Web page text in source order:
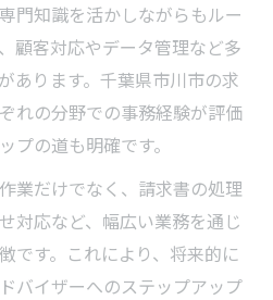
門知識を活かしながらもルー
顧客対応やデータ管理など多
あります。千葉県市川市の求
れの分野での事務経験が評価
プの道も明確です。
業だけでなく、請求書の処理
対応など、幅広い業務を通じ
です。これにより、将来的に
バイザーへのステップアップ